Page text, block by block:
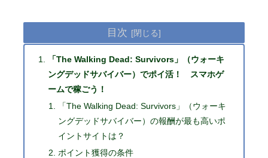
目次
「The Walking Dead: Survivors」（ウォーキ
ングデッドサバイバー）でポイ活！ スマホゲ
ームで稼ごう！
「The Walking Dead: Survivors」（ウォーキ
ングデッドサバイバー）の報酬が最も高いポ
イントサイトは？
ポイント獲得の条件